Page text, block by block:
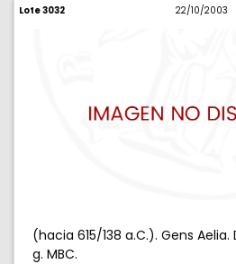
Lote 3032 22/10/2003
(hacia 615/138 a.C.). Gens
g. MBC.